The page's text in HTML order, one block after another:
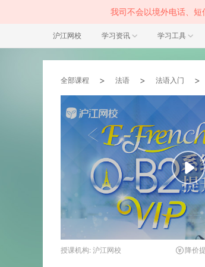
我司不会以境外电话、短
沪江网校 学习资讯 学习工具
全部课程 > 法语 > 法语入门 >
授课机构: 沪江网校 降价